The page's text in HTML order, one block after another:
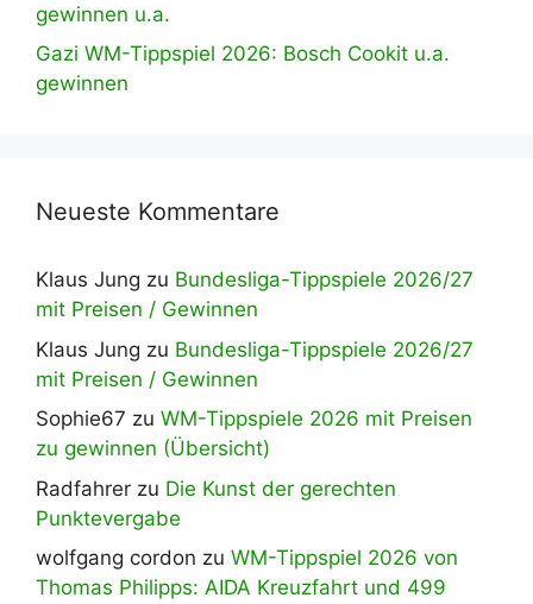
gewinnen u.a.
Gazi WM-Tippspiel 2026: Bosch Cookit u.a.
gewinnen
Neueste Kommentare
Klaus Jung zu Bundesliga-Tippspiele 2026/27
mit Preisen / Gewinnen
Klaus Jung zu Bundesliga-Tippspiele 2026/27
mit Preisen / Gewinnen
Sophie67 zu WM-Tippspiele 2026 mit Preisen
zu gewinnen (Übersicht)
Radfahrer zu Die Kunst der gerechten
Punktevergabe
wolfgang cordon zu WM-Tippspiel 2026 von
Thomas Philipps: AIDA Kreuzfahrt und 499